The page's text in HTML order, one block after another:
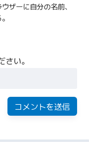
ザーに自分の名前、
い。